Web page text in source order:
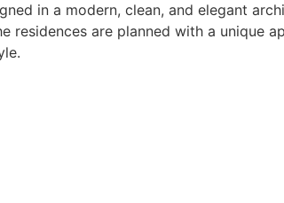
in a modern, clean, and elegant
residences are planned with a unique